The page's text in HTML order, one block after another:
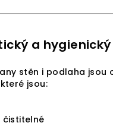
a
stěn i podlaha jsou
jsou: